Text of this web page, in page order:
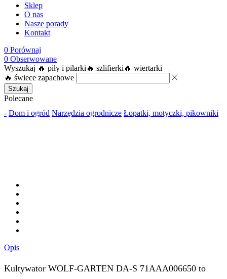
Sklep
O nas
Nasze porady
Kontakt
0 Porównaj
0 Obserwowane
Wyszukaj 🔥 piły i pilarki 🔥 szlifierki 🔥 wiertarki
🔥 świece zapachowe
Szukaj
Polecane
- Dom i ogród Narzędzia ogrodnicze Łopatki, motyczki, pikowniki
Opis
Kultywator WOLF-GARTEN DA-S 71AAA006650 to